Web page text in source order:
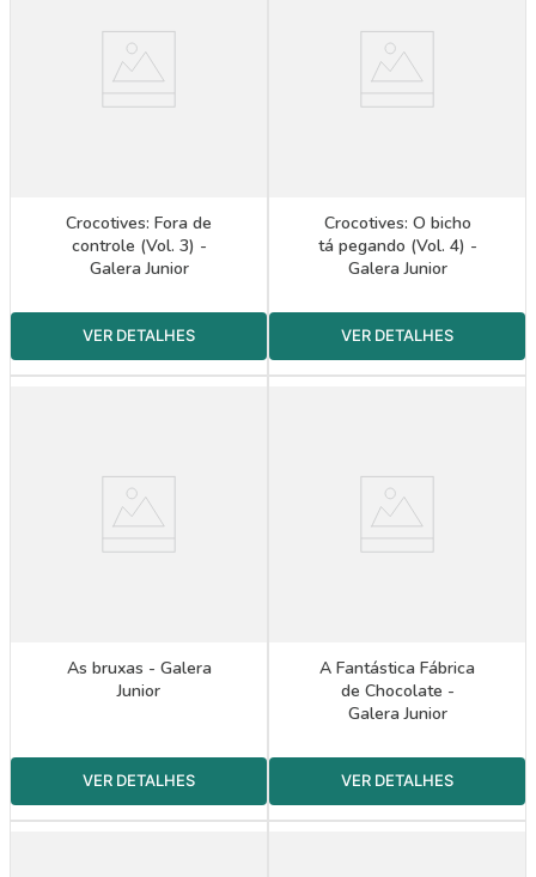
Crocotives: Fora de
controle (Vol. 3) -
Galera Junior
Crocotives: O bicho
tá pegando (Vol. 4) -
Galera Junior
As bruxas - Galera
Junior
A Fantástica Fábrica
de Chocolate -
Galera Junior